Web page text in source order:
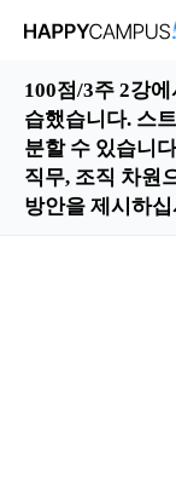
100점/3주 2강
습했습니다. 스
분할 수 있습니
직무, 조직 차원
방안을 제시하